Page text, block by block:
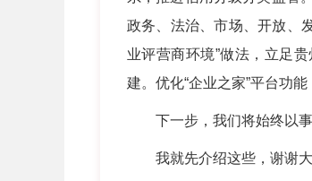
政务、法治、市场、开放、
业评营商环境”做法，立足
建。优化“企业之家”平台功
下一步，我们将始终以事
我就先介绍这些，谢谢大